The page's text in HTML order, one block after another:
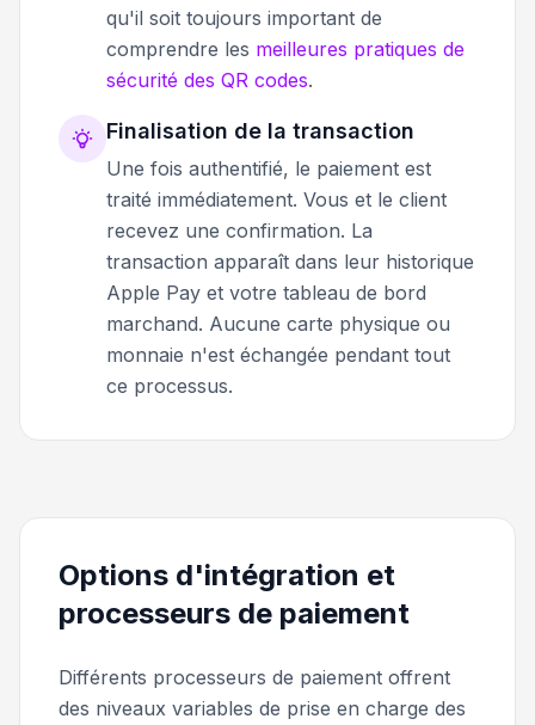
qu'il soit toujours important de
comprendre les meilleures pratiques de
sécurité des QR codes.
Finalisation de la transaction
Une fois authentifié, le paiement est
traité immédiatement. Vous et le client
recevez une confirmation. La
transaction apparaît dans leur historique
Apple Pay et votre tableau de bord
marchand. Aucune carte physique ou
monnaie n'est échangée pendant tout
ce processus.
Options d'intégration et
processeurs de paiement
Différents processeurs de paiement offrent
des niveaux variables de prise en charge des